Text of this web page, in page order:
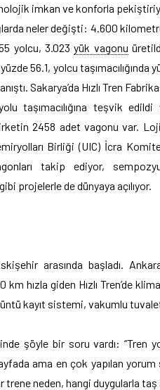
imkan ve konforla
neler değişti: 4.600
yolcu, 3.023yük vagonu
56.1, yolcu taşımacılığında
Sakarya’da Hızlı Tren
taşımacılığına teşvik
2458 adet vagonu var.
Birliği (UIC) İcra
takip ediyor,
projelerle de dünyaya açılıyor.
arasında başladı.
hızla giden Hızlı Tren’de
kayıt sistemi, vakumlu
şöyle bir soru vardı: “Tren
ama en çok yapılan
trene neden, hangi duygularla taş